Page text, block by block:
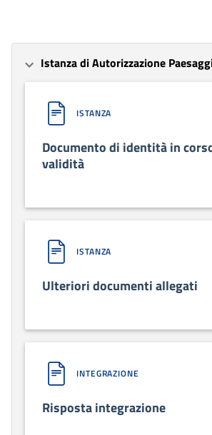
Istanza di Autorizzazione
ISTANZA
Documento di identità in
validità
ISTANZA
Ulteriori documenti allegati
INTEGRAZIONE
Risposta integrazione